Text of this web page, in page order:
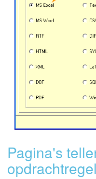
Pagina's
opdrachtregel